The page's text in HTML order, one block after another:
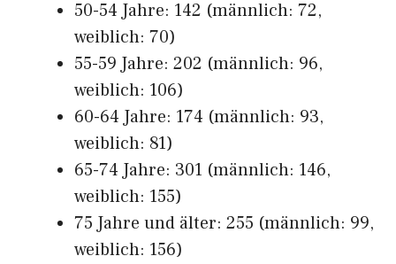
50-54 Jahre: 142 (männlich: 72,
weiblich: 70)
55-59 Jahre: 202 (männlich: 96,
weiblich: 106)
60-64 Jahre: 174 (männlich: 93,
weiblich: 81)
65-74 Jahre: 301 (männlich: 146,
weiblich: 155)
75 Jahre und älter: 255 (männlich: 99,
weiblich: 156)